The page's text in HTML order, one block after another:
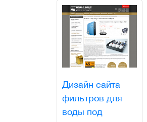
Дизайн сайта
фильтров для
воды под